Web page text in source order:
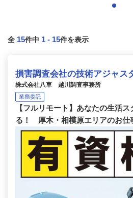
全 15件中 1 - 15件を表示
損害調査会社の技術アジャス
株式会社八車 越川調査事務所
業務委託
【フルリモート】あなたの生活
る！ 厚木・相模原エリアのお仕